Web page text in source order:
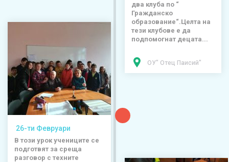
два клуба по “
Гражданско
образование“.Целта на
тези клубове е да
подпомогнат децата...
ОУ" Отец Паисий"
26-ти Февруари
В този урок учениците се
подготвят за среща
разговор с техните